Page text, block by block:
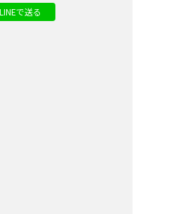
LINEで送る